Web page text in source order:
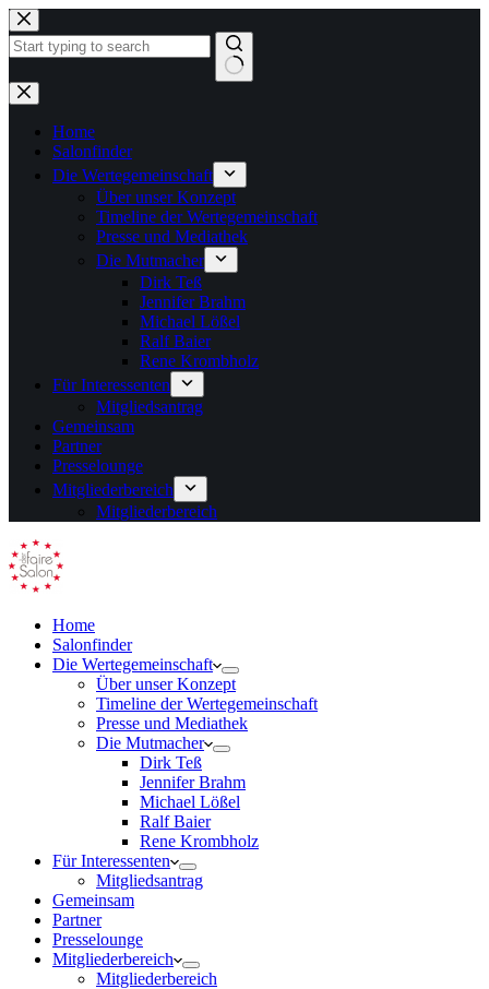
Zum
Inhalt
springen
Keine
Ergebnisse
Home
Salonfinder
Die Wertegemeinschaft
Über unser Konzept
Timeline der Wertegemeinschaft
Presse und Mediathek
Die Mutmacher
Dirk Teß
Jennifer Brahm
Michael Lößel
Ralf Baier
Rene Krombholz
Für Interessenten
Mitgliedsantrag
Gemeinsam
Partner
Presselounge
Mitgliederbereich
Mitgliederbereich
Home
Salonfinder
Die Wertegemeinschaft
Über unser Konzept
Timeline der Wertegemeinschaft
Presse und Mediathek
Die Mutmacher
Dirk Teß
Jennifer Brahm
Michael Lößel
Ralf Baier
Rene Krombholz
Für Interessenten
Mitgliedsantrag
Gemeinsam
Partner
Presselounge
Mitgliederbereich
Mitgliederbereich